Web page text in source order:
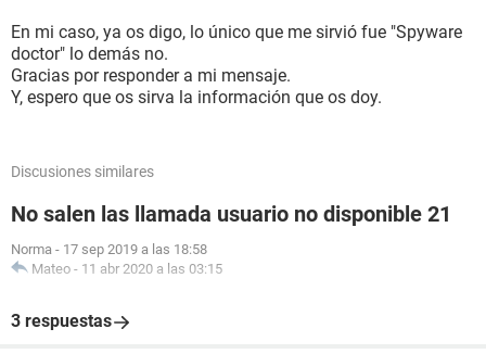
En mi caso, ya os digo, lo único que me sirvió fue "Spyware
doctor" lo demás no.
Gracias por responder a mi mensaje.
Y, espero que os sirva la información que os doy.
Discusiones similares
No salen las llamada usuario no disponible 21
Norma - 17 sep 2019 a las 18:58
Mateo - 11 abr 2020 a las 03:15
3 respuestas